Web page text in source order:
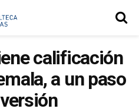
calificación
a un paso